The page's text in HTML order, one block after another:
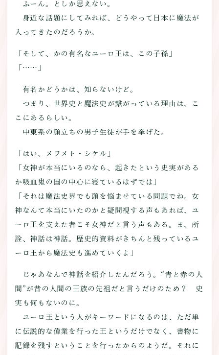
ふーん。としか思えない。
身近な話題にしてみれば、どうやって日本に魔法が
入ってきたのだろうか。
「そして、かの有名なユーロ王は、この子孫」
「……」
有名かどうかは、知らないけど。
つまり、世界史と魔法史が繋がっている理由は、こ
こにあるらしい。
中東系の顔立ちの男子生徒が手を挙げた。
「はい、メフメト・シケル」
「女神が本当にいるのなら、起きたという史実がある
か吸血鬼の国の中心に寝ているはずでは」
「それは魔法史界でも頭を悩ませている問題でね。女
神なんて本当にいたのかと疑問視する声もあれば、ユ
ーロ王を支えた者こそ女神だと言う声もある。ま、所
詮、神話は神話。歴史的資料がきちんと残っているユ
ーロ王から魔法史も進めていくよ」
じゃあなんで神話を紹介したんだろう。“青と赤の人
間”が昔の人間の王族の先祖だと言うだけのため？ 史
実も何もないのに。
ユーロ王という人がキーワードになるのは、ただ単
に伝説的な偉業を行った王というだけでなく、書物に
記録を残すということを行ったからのようだ。それに